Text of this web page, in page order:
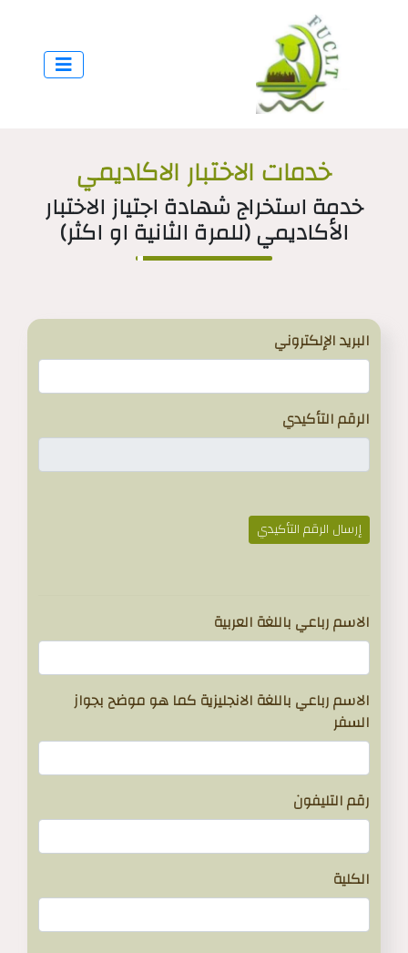
خدمات الاختبار الاكاديمي
خدمة استخراج شهادة اجتياز الاختبار
الأكاديمي (للمرة الثانية او اكثر)
البريد الإلكتروني
الرقم التأكيدي
إرسال الرقم التأكيدي
الاسم رباعي باللغة العربية
الاسم رباعي باللغة الانجليزية كما هو موضح بجواز
السفر
رقم التليفون
الكلية